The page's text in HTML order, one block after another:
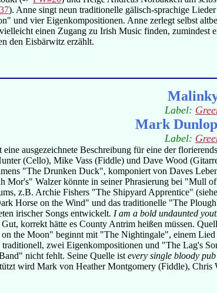
). Anne singt neun traditionelle gälisch-sprachige
und vier Eigenkompositionen. Anne zerlegt selbst
einen Zugang zu Irish Music finden,
den Eisbärwitz erzählt.
Label:
Mark
Label:
ausgezeichnete Beschreibung für eine der
(Cello), Mike Vass (Fiddle) und Dave Wood
"The Drunken Duck", komponiert von Daves
Mor's" Walzer könnte in seiner Phrasierung bei
z.B. Archie Fishers "The Shipyard Apprentice"
Horse on the Wind" und das traditionelle "The
irischer Songs entwickelt. I am a bold undaunted
korrekt hätte es County Antrim heißen müssen.
the Moon" beginnt mit "The Nightingale", einem
traditionell, zwei Eigenkompositionen und "The Lag's
nicht fehlt. Seine Quelle ist every single bloody
wird Mark von Heather Montgomery (Fiddle),